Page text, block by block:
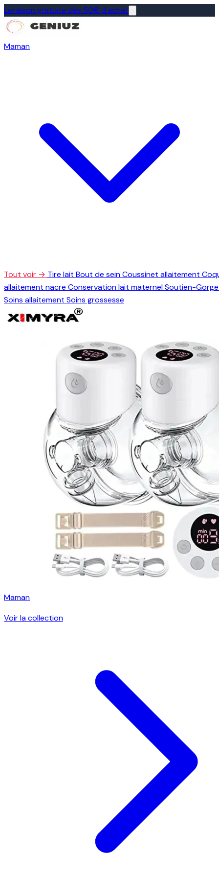
Livraison gratuite dès 50€ d'achat
Maman
Tout voir → Tire lait Bout de seinCoussinet allaitement
allaitement nacre Conservation lait maternelSoutien-
Soins allaitement Soins grossesse
Maman
Voir la collection